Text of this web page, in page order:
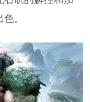
。